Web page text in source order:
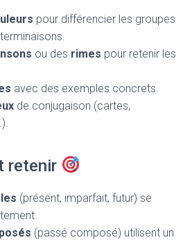
pour différencier les groupes
ou des rimes pour retenir les
avec des exemples concrets.
de conjugaison (cartes,
retenir
(présent, imparfait, futur) se
(passé composé) utilisent un